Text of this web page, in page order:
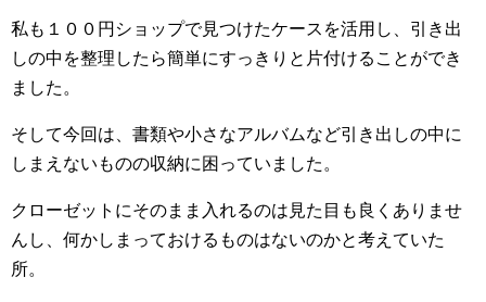
私も１００円ショップで見つけたケースを活用し、引き出
しの中を整理したら簡単にすっきりと片付けることができ
ました。
そして今回は、書類や小さなアルバムなど引き出しの中に
しまえないものの収納に困っていました。
クローゼットにそのまま入れるのは見た目も良くありませ
んし、何かしまっておけるものはないのかと考えていた
所。